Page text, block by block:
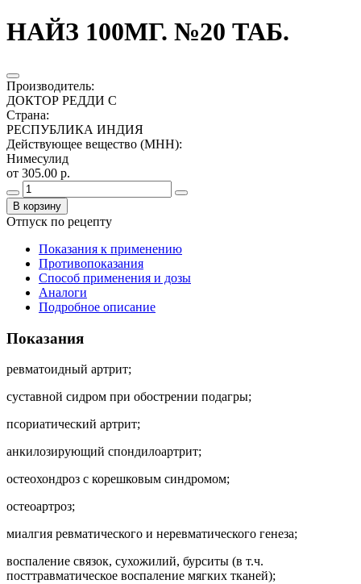
НАЙЗ 100МГ. №20 ТАБ.
Производитель:
ДОКТОР РЕДДИ С
Страна:
РЕСПУБЛИКА ИНДИЯ
Действующее вещество (МНН):
Нимесулид
от 305.00 р.
В корзину
Отпуск по рецепту
Показания к применению
Противопоказания
Способ применения и дозы
Аналоги
Подробное описание
Показания
ревматоидный артрит;
суставной сидром при обострении подагры;
псориатический артрит;
анкилозирующий спондилоартрит;
остеохондроз с корешковым синдромом;
остеоартроз;
миалгия ревматического и неревматического генеза;
воспаление связок, сухожилий, бурситы (в т.ч.
посттравматическое воспаление мягких тканей);